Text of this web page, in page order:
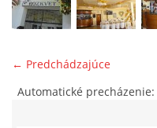
← Predchádzajúce
Automatické precházenie: